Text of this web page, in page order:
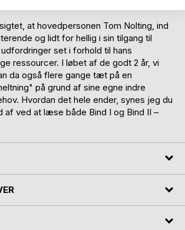
at hovedpersonen Tom Nolting, ind
og lidt for hellig i sin tilgang til
set i forhold til hans
ressourcer. I løbet af de godt 2 år, vi
da også flere gange tæt på en
på grund af sine egne indre
Hvordan det hele ender, synes jeg du
af ved at læse både Bind I og Bind II –